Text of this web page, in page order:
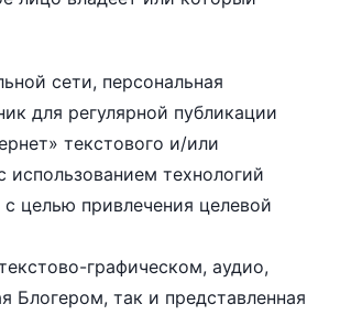
сети, персональная
для регулярной публикации
текстового и/или
использованием технологий
с целью привлечения целевой
графическом, аудио,
Блогером, так и представленная